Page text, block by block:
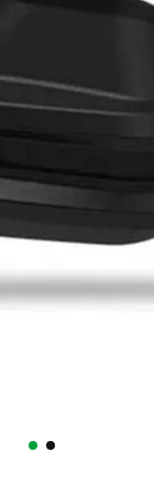
capacete aberto